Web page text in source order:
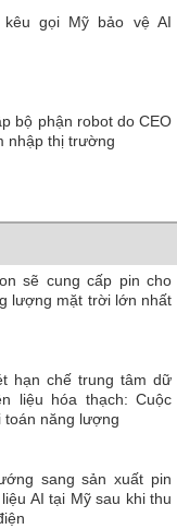
kêu gọi Mỹ bảo vệ AI
bộ phận robot do CEO
nhập thị trường
sẽ cung cấp pin cho
lượng mặt trời lớn nhất
hạn chế trung tâm dữ
liệu hóa thạch: Cuộc
toán năng lượng
sang sản xuất pin
AI tại Mỹ sau khi thu